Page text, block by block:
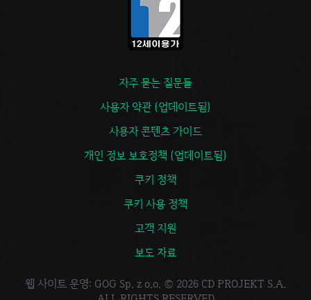
자주 묻는 질문들
사용자 약관 (업데이트됨)
사용자 콘텐츠 가이드
개인 정보 보호정책 (업데이트됨)
쿠키 정책
쿠키 사용 정책
고객 지원
보도 자료
웹 사이트 운영: GOG Sp. z o.o. © 2026 CD PROJEKT S.A.